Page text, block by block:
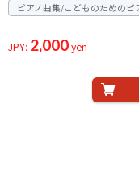
ピアノ曲集/こどものためのピ
JPY: 2,000yen